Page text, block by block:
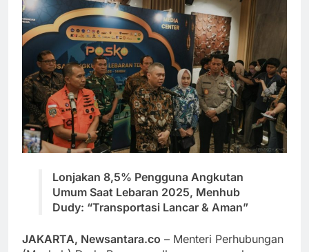
Lonjakan 8,5% Pengguna Angkutan
Umum Saat Lebaran 2025, Menhub
Dudy: “Transportasi Lancar & Aman”
JAKARTA, Newsantara.co – Menteri Perhubungan